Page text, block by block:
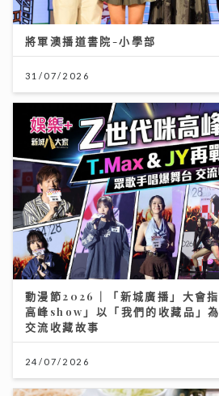
將軍澳播道書院-小學部
31/07/2026
動漫節2026｜「新城廣播」大會
高峰show」以「我們的收藏品」
交流收藏故事
24/07/2026